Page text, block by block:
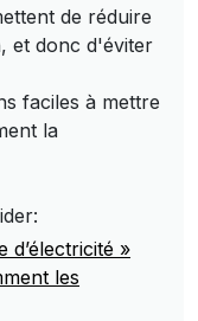
de réduire
et donc d'éviter
faciles à mettre
la
d’électricité »
les